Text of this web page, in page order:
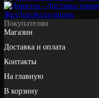
Покупателям
Магазин
Доставка и оплата
Контакты
На главную
В корзину